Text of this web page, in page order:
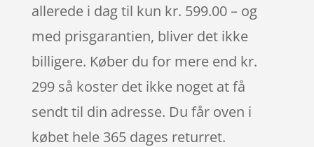
allerede i dag til kun kr. 599.00 – og
med prisgarantien, bliver det ikke
billigere. Køber du for mere end kr.
299 så koster det ikke noget at få
sendt til din adresse. Du får oven i
købet hele 365 dages returret.